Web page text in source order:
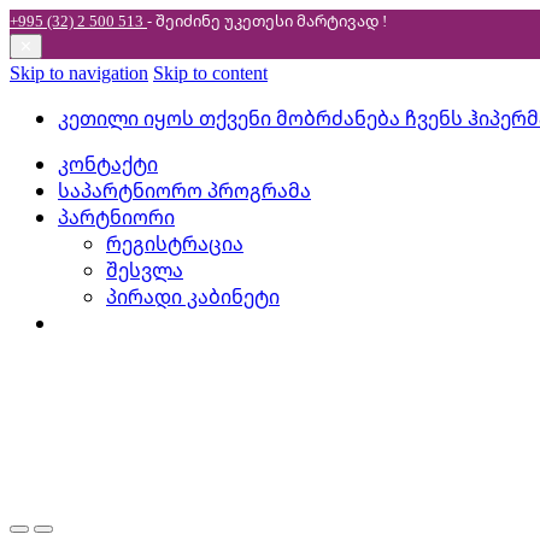
+995 (32) 2 500 513 - შეიძინე უკეთესიმარტივად !
Skip to navigation Skip to content
კეთილი იყოს თქვენი მობრძანება ჩვენს
კონტაქტი
საპარტნიორო პროგრამა
პარტნიორი
რეგისტრაცია
შესვლა
პირადი კაბინეტი